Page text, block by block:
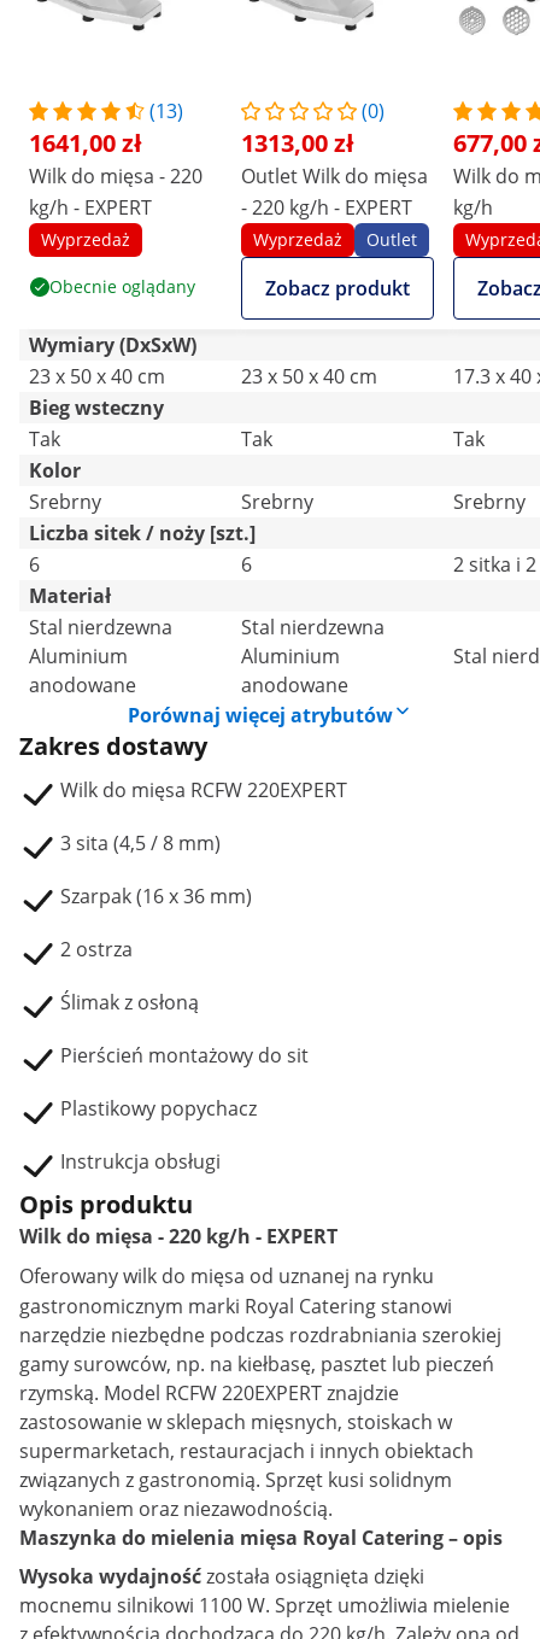
(13)
1641,00 zł
Wilk do mięsa - 220
kg/h - EXPERT
Wyprzedaż
Obecnie oglądany
(0)
1313,00 zł
Outlet Wilk do mięsa
- 220 kg/h - EXPERT
Wyprzedaż Outlet
Zobacz produkt
677,00
Wilk do
kg/h
Wymiary (DxSxW)
23 x 50 x 40 cm
23 x 50 x 40 cm
17.3 x 40
Bieg wsteczny
Tak
Tak
Tak
Kolor
Srebrny
Srebrny
Srebrny
Liczba sitek / noży [szt.]
6
6
2 sitka i
Materiał
Stal nierdzewna
Aluminium
anodowane
Stal nierdzewna
Aluminium
anodowane
Stal
Porównaj więcej atrybutów
Zakres dostawy
Wilk do mięsa RCFW 220EXPERT
3 sita (4,5 / 8 mm)
Szarpak (16 x 36 mm)
2 ostrza
Ślimak z osłoną
Pierścień montażowy do sit
Plastikowy popychacz
Instrukcja obsługi
Opis produktu
Wilk do mięsa - 220 kg/h - EXPERT
Oferowanywilk do mięsa od uznanej na rynku
gastronomicznym marki Royal Catering stanowi
narzędzie niezbędne podczas rozdrabniania szerokiej
gamy surowców, np. na kiełbasę, pasztet lub pieczeń
rzymską. Model RCFW 220EXPERT znajdzie
zastosowanie w sklepach mięsnych, stoiskach w
supermarketach, restauracjach i innych obiektach
związanych z gastronomią. Sprzęt kusi solidnym
wykonaniem oraz niezawodnością.
Maszynka do mielenia mięsa Royal Catering – opis
Wysoka wydajnośćzostała osiągnięta dzięki
mocnemu silnikowi 1100 W. Sprzęt umożliwia mielenie